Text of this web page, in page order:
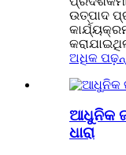
ଉତ୍ପାଦ
ଅଧିକ
ଆଧୁନିକ
ଧାରା